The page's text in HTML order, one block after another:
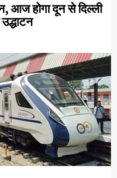
आज होगा दून से दिल्ली